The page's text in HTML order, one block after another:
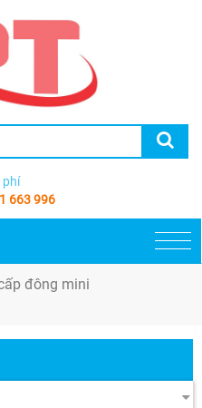
phí
663 996
đông mini